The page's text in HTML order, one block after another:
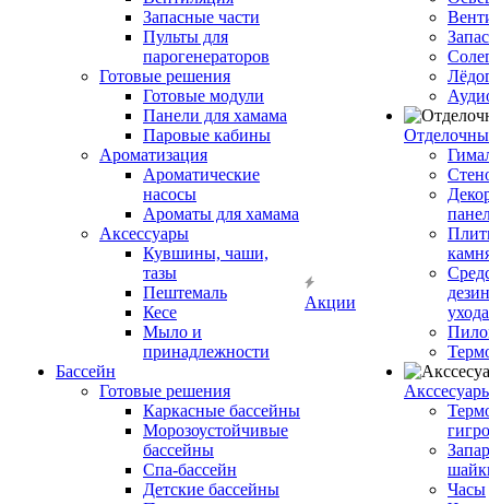
Запасные части
Пульты для
парогенераторов
Готовые решения
Готовые модули
Панели для хамама
Паровые кабины
Ароматизация
Ароматические
насосы
Ароматы для хамама
Аксессуары
Кувшины, чаши,
тазы
Пештемаль
Кесе
Мыло и
принадлежности
Бассейн
Готовые решения
Каркасные бассейны
Морозоустойчивые
бассейны
Спа-бассейн
Детские бассейны
Акции
ухода
Часы